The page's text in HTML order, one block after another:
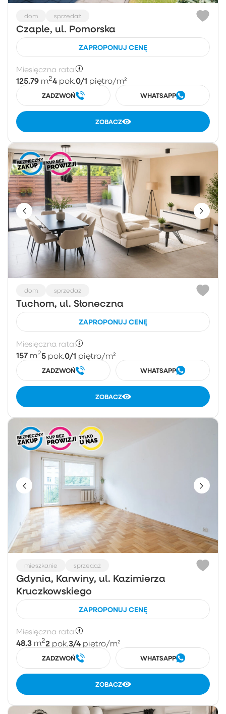
dom sprzedaż
Czaple, ul. Pomorska
ZAPROPONUJ CENĘ
Miesięczna rata:
125.79 m24 pok.0/1 piętro/m²
ZADZWOŃ WHATSAPP
ZOBACZ
dom sprzedaż
Tuchom, ul. Słoneczna
ZAPROPONUJ CENĘ
Miesięczna rata:
157 m25 pok.0/1 piętro/m²
ZADZWOŃ WHATSAPP
ZOBACZ
mieszkanie sprzedaż
Gdynia, Karwiny, ul. Kazimierza
Kruczkowskiego
ZAPROPONUJ CENĘ
Miesięczna rata:
48.3 m22 pok.3/4 piętro/m²
ZADZWOŃ WHATSAPP
ZOBACZ